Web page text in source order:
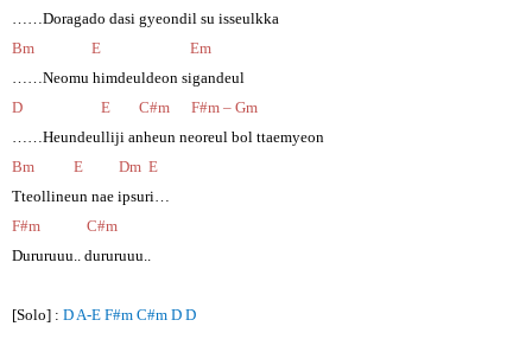
……Doragado dasi gyeondil su isseulkka
Bm E Em
……Neomu himdeuldeon sigandeul
D E C#m F#m – Gm
……Heundeulliji anheun neoreul bol ttaemyeon
Bm E Dm E
Tteollineun nae ipsuri…
F#m C#m
Dururuuu.. dururuuu..
[Solo] : D A-E F#m C#m D D